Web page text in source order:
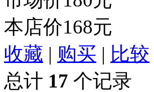
本店价168元
收藏 | 购买 | 比较
总计 17 个记录